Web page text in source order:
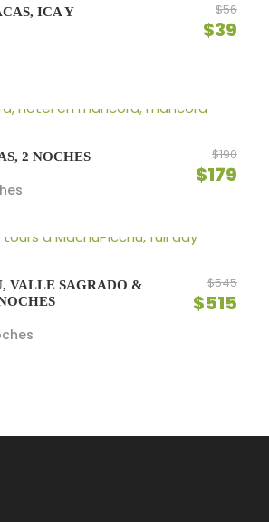
ICA Y
$56
$39
2 NOCHES $190
$179
VALLE SAGRADO &
$545
$515